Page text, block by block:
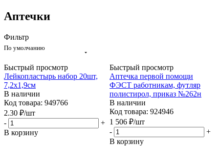
Аптечки
Фильтр
По умолчанию
Быстрый просмотр
Лейкопластырь набор 20шт,
7,2х1,9см
В наличии
Код товара: 949766
2.30 ₽/шт
-
+
В корзину
Быстрый просмотр
Аптечка первой помощи
ФЭСТ работникам, футляр
полистирол, приказ №262н
В наличии
Код товара: 924946
1 506 ₽/шт
-
+
В корзину